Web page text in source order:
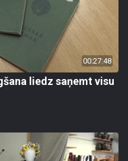
00:27:48
liedz saņemt visu